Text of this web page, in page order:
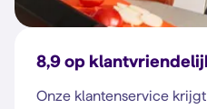
8,9 op
Onze klantenservice